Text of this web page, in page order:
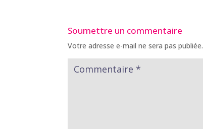
Soumettre un commentaire
Votre adresse e-mail ne sera pas publiée.